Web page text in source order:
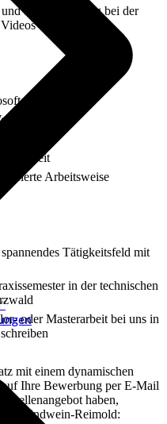
die Mitwirkung bei der
Office
und Schrift
Arbeitsweise
Tätigkeitsfeld mit
in der technischen
oder Masterarbeit bei uns in
mit einem dynamischen
Ihre Bewerbung per E-Mail
Stellenangebot haben,
Schlindwein-Reimold: